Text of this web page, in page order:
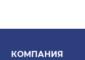
среды: 5 ~ 95%
КОМПАНИЯ